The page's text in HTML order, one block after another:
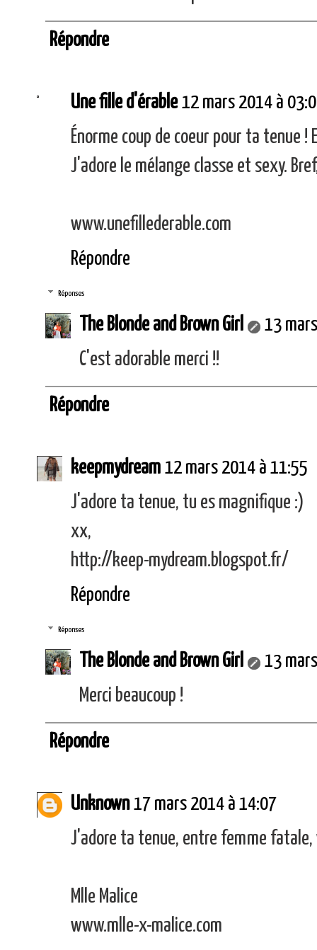
Répondre
Une fille d'érable 12 mars 2014 à
Énorme coup de coeur pour ta tenue
J'adore le mélange classe et sexy.
www.unefillederable.com
Répondre
Réponses
The Blonde and Brown Girl
13
C'est adorable merci !!
Répondre
keepmydream 12 mars 2014 à 11:55
J'adore ta tenue, tu es magnifique :)
xx,
http://keep-mydream.blogspot.fr/
Répondre
Réponses
The Blonde and Brown Girl
13
Merci beaucoup !
Répondre
Unknown 17 mars 2014 à 14:07
J'adore ta tenue, entre femme
Mlle Malice
www.mlle-x-malice.com